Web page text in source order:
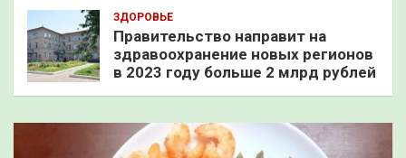
ЗДОРОВЬЕ
Правительство направит на
здравоохранение новых регионов
в 2023 году больше 2 млрд рублей